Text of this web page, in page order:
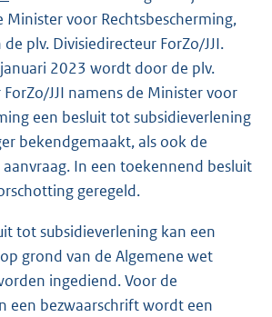
Minister voor Rechtsbescherming,
plv. Divisiedirecteur ForZo/JJI.
2023 wordt door de plv.
JJI namens de Minister voor
een besluit tot subsidieverlening
bekendgemaakt, als ook de
In een toekennend besluit
geregeld.
tot subsidieverlening kan een
grond van de Algemene wet
ingediend. Voor de
een bezwaarschrift wordt een